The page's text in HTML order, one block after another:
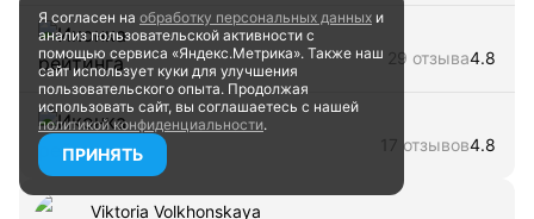
29 отзыва4.8
17 отзывов4.8
Viktoria Volkhonskaya
Я согласен на обработку персональных данных и
анализ пользовательской активности с
помощью сервиса «Яндекс.Метрика». Также наш
сайт использует куки для улучшения
пользовательского опыта. Продолжая
использовать сайт, вы соглашаетесь с нашей
политикой конфиденциальности.
ПРИНЯТЬ